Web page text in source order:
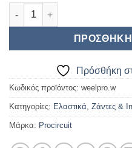
PROCIRCUIT VORTEX 1/8
ΠΡΟΣΘΉΚΗ
Πρόσθήκη
Κωδικός προϊόντος: weelpro.w
Κατηγορίες: Ελαστικά, Ζάντες &
Μάρκα: Procircuit